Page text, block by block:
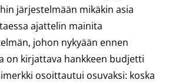
järjestelmään mikäkin asia
ajattelin mainita
johon nykyään ennen
on kirjattava hankkeen budjetti
osoittautui osuvaksi: koska